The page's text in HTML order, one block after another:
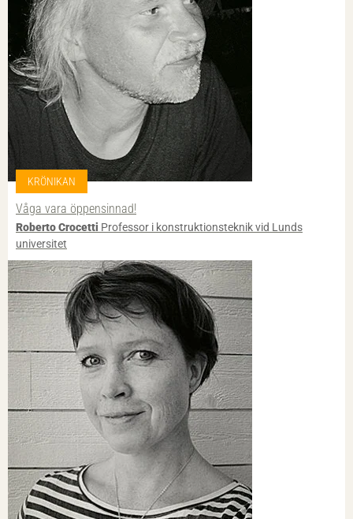
KRÖNIKAN
Våga vara öppensinnad!
Roberto Crocetti Professor i konstruktionsteknik vid Lunds
universitet